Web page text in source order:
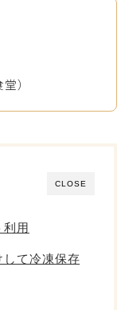
）
CLOSE
用
て冷凍保存